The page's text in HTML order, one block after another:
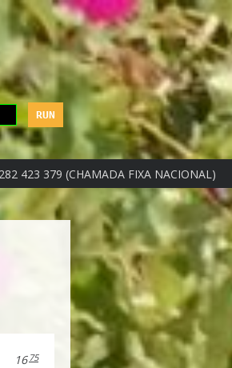
282 423 379 (CHAMADA FIXA NACIONAL)
16 75